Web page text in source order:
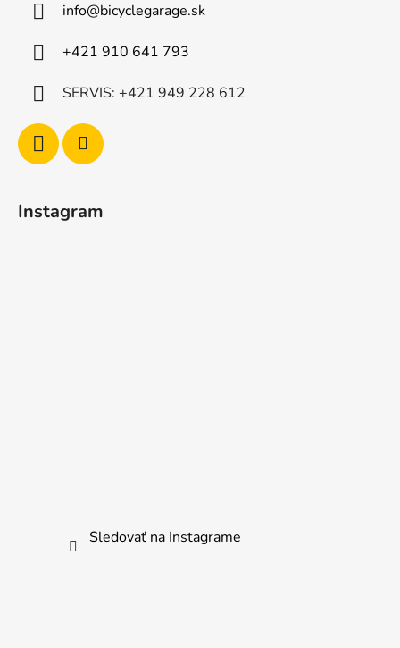
info@bicyclegarage.sk
+421 910 641 793
SERVIS: +421 949 228 612
Instagram
Sledovať na Instagrame